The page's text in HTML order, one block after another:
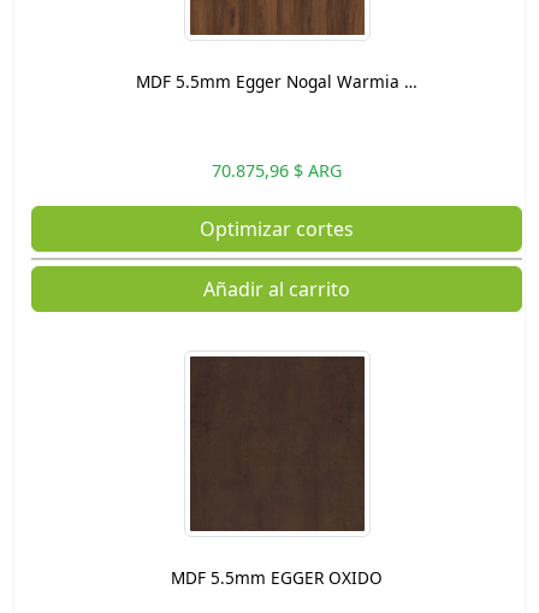
MDF 5.5mm Egger Nogal Warmia …
70.875,96 $ ARG
Optimizar cortes
Añadir al carrito
MDF 5.5mm EGGER OXIDO